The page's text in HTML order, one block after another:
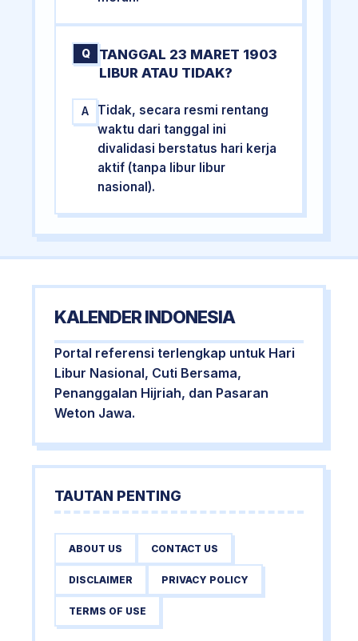
Q
TANGGAL 23 MARET 1903
LIBUR ATAU TIDAK?
A
Tidak, secara resmi rentang
waktu dari tanggal ini
divalidasi berstatus hari kerja
aktif (tanpa libur libur
nasional).
KALENDER INDONESIA
Portal referensi terlengkap untuk Hari
Libur Nasional, Cuti Bersama,
Penanggalan Hijriah, dan Pasaran
Weton Jawa.
TAUTAN PENTING
ABOUT US CONTACT US
DISCLAIMER PRIVACY POLICY
TERMS OF USE